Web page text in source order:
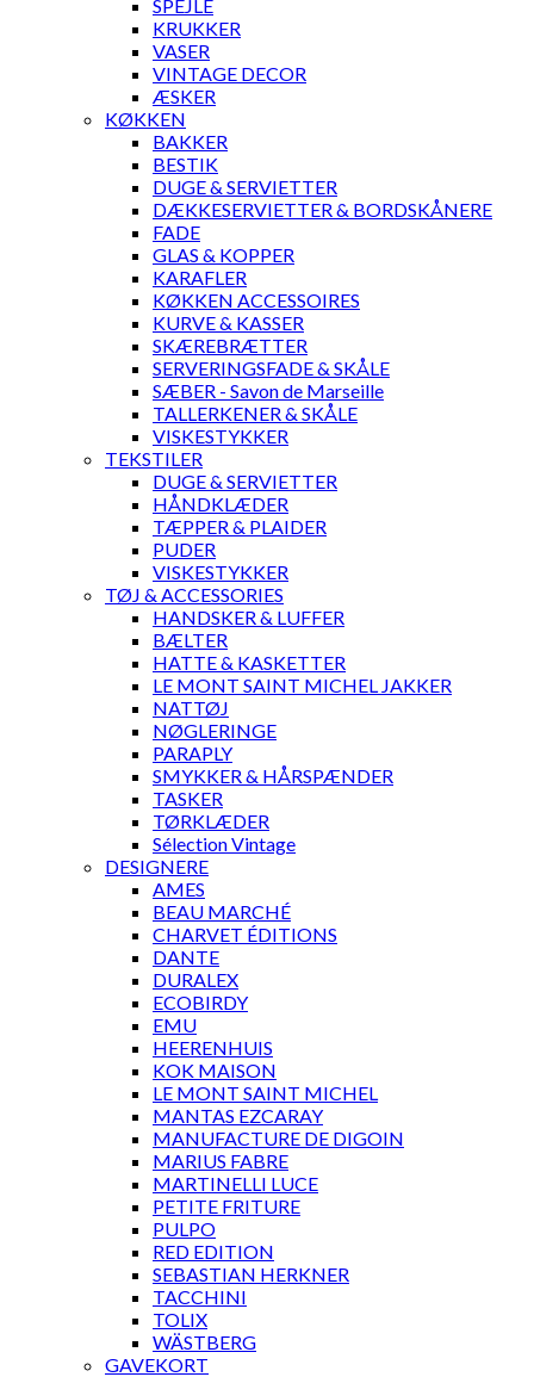
SPEJLE
KRUKKER
VASER
VINTAGE DECOR
ÆSKER
KØKKEN
BAKKER
BESTIK
DUGE & SERVIETTER
DÆKKESERVIETTER & BORDSKÅNERE
FADE
GLAS & KOPPER
KARAFLER
KØKKEN ACCESSOIRES
KURVE & KASSER
SKÆREBRÆTTER
SERVERINGSFADE & SKÅLE
SÆBER - Savon de Marseille
TALLERKENER & SKÅLE
VISKESTYKKER
TEKSTILER
DUGE & SERVIETTER
HÅNDKLÆDER
TÆPPER & PLAIDER
PUDER
VISKESTYKKER
TØJ & ACCESSORIES
HANDSKER & LUFFER
BÆLTER
HATTE & KASKETTER
LE MONT SAINT MICHEL JAKKER
NATTØJ
NØGLERINGE
PARAPLY
SMYKKER & HÅRSPÆNDER
TASKER
TØRKLÆDER
Sélection Vintage
DESIGNERE
AMES
BEAU MARCHÉ
CHARVET ÉDITIONS
DANTE
DURALEX
ECOBIRDY
EMU
HEERENHUIS
KOK MAISON
LE MONT SAINT MICHEL
MANTAS EZCARAY
MANUFACTURE DE DIGOIN
MARIUS FABRE
MARTINELLI LUCE
PETITE FRITURE
PULPO
RED EDITION
SEBASTIAN HERKNER
TACCHINI
TOLIX
WÄSTBERG
GAVEKORT